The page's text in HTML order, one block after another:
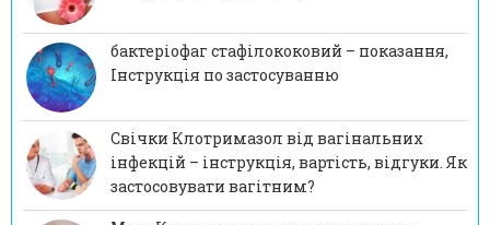
бактеріофаг стафілококовий – показання,
Інструкція по застосуванню
Свічки Клотримазол від вагінальних
інфекцій – інструкція, вартість, відгуки. Як
застосовувати вагітним?